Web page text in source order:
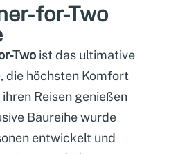
for-Two
Two ist das ultimative
die höchsten Komfort
Reisen genießen
Baureihe wurde
entwickelt und